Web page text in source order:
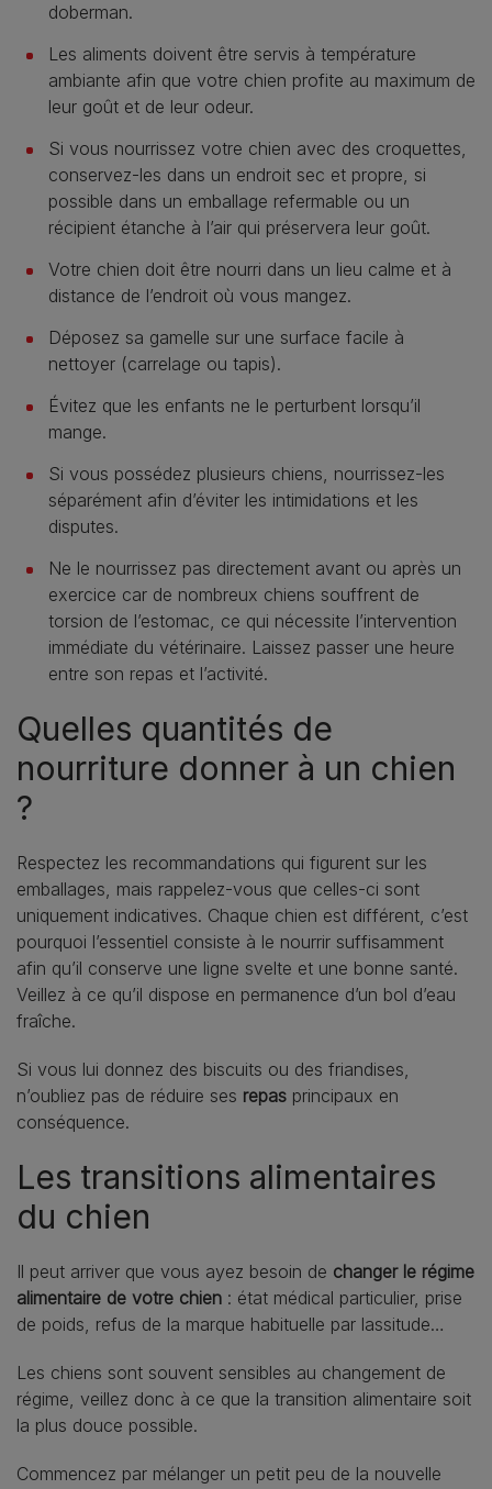
doberman.
Les aliments doivent être servis à température
ambiante afin que votre chien profite au maximum de
leur goût et de leur odeur.
Si vous nourrissez votre chien avec des croquettes,
conservez-les dans un endroit sec et propre, si
possible dans un emballage refermable ou un
récipient étanche à l’air qui préservera leur goût.
Votre chien doit être nourri dans un lieu calme et à
distance de l’endroit où vous mangez.
Déposez sa gamelle sur une surface facile à
nettoyer (carrelage ou tapis).
Évitez que les enfants ne le perturbent lorsqu’il
mange.
Si vous possédez plusieurs chiens, nourrissez-les
séparément afin d’éviter les intimidations et les
disputes.
Ne le nourrissez pas directement avant ou après un
exercice car de nombreux chiens souffrent de
torsion de l’estomac, ce qui nécessite l’intervention
immédiate du vétérinaire. Laissez passer une heure
entre son repas et l’activité.
Quelles quantités de
nourriture donner à un chien
?
Respectez les recommandations qui figurent sur les
emballages, mais rappelez-vous que celles-ci sont
uniquement indicatives. Chaque chien est différent, c’est
pourquoi l’essentiel consiste à le nourrir suffisamment
afin qu’il conserve une ligne svelte et une bonne santé.
Veillez à ce qu’il dispose en permanence d’un bol d’eau
fraîche.
Si vous lui donnez des biscuits ou des friandises,
n’oubliez pas de réduire ses repas principaux en
conséquence.
Les transitions alimentaires
du chien
Il peut arriver que vous ayez besoin de changer le régime
alimentaire de votre chien : état médical particulier, prise
de poids, refus de la marque habituelle par lassitude…
Les chiens sont souvent sensibles au changement de
régime, veillez donc à ce que la transition alimentaire soit
la plus douce possible.
Commencez par mélanger un petit peu de la nouvelle